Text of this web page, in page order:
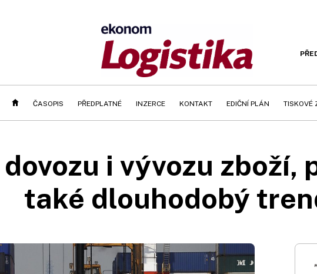
ČASOPIS PŘEDPLATNÉ INZERCE KONTAKT EDIČNÍ PLÁN TISKOVÉ
i vývozu zboží,
také dlouhodobý